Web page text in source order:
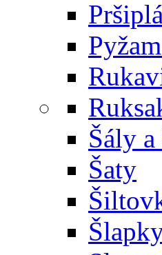
Šály
Šaty